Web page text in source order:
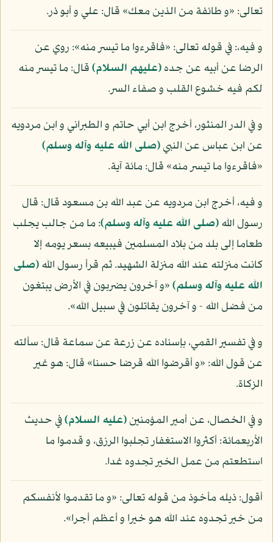
تعالى: «و طائفة من الذين معك» قال: علي و أبو ذر.
و فيه،: في قوله تعالى: «فاقرءوا ما تيسر منه»: روي عن
الرضا عن أبيه عن جده(عليهم السلام)قال: ما تيسر منه
لكم فيه خشوع القلب و صفاء السر.
و في الدر المنثور، أخرج ابن أبي حاتم و الطبراني و ابن مردويه
عن ابن عباس عن النبي(صلى الله عليه وآله وسلم)
«فاقرءوا ما تيسر منه» قال: مائة آية.
و فيه، أخرج ابن مردويه عن عبد الله بن مسعود قال: قال
رسول الله(صلى الله عليه وآله وسلم): ما من جالب يجلب
طعاما إلى بلد من بلاد المسلمين فيبيعه بسعر يومه إلا
كانت منزلته عند الله منزلة الشهيد. ثم قرأ رسول الله(صلى
الله عليه وآله وسلم)«و آخرون يضربون في الأرض يبتغون
من فضل الله - و آخرون يقاتلون في سبيل الله».
و في تفسير القمي، بإسناده عن زرعة عن سماعة قال: سألته
عن قول الله: «و أقرضوا الله قرضا حسنا» قال: هو غير
الزكاة.
و في الخصال، عن أمير المؤمنين(عليه السلام)في حديث
الأربعمائة: أكثروا الاستغفار تجلبوا الرزق، و قدموا ما
استطعتم من عمل الخير تجدوه غدا.
أقول: ذيله مأخوذ من قوله تعالى: «و ما تقدموا لأنفسكم
من خير تجدوه عند الله هو خيرا و أعظم أجرا».